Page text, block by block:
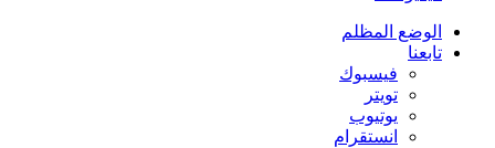
الوضع المظلم
تابعنا
فيسبوك
تويتر
يوتيوب
انستقرام